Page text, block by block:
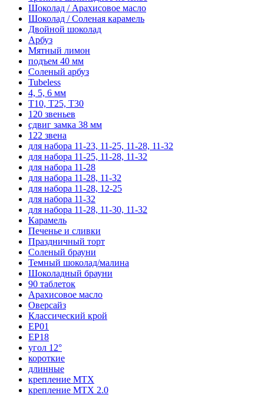
Шоколад / Арахисовое масло
Шоколад / Соленая карамель
Двойной шоколад
Арбуз
Мятный лимон
подъем 40 мм
Соленый арбуз
Tubeless
4, 5, 6 мм
T10, T25, T30
120 звеньев
сдвиг замка 38 мм
122 звена
для набора 11-23, 11-25, 11-28, 11-32
для набора 11-25, 11-28, 11-32
для набора 11-28
для набора 11-28, 11-32
для набора 11-28, 12-25
для набора 11-32
для набора 11-28, 11-30, 11-32
Карамель
Печенье и сливки
Праздничный торт
Соленый брауни
Темный шоколад/малина
Шоколадный брауни
90 таблеток
Арахисовое масло
Оверсайз
Классический крой
EP01
EP18
угол 12°
короткие
длинные
крепление MTX
крепление MTX 2.0